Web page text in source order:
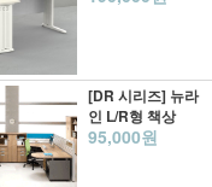
[DR 시리즈] 뉴라
인 L/R형 책상
95,000원